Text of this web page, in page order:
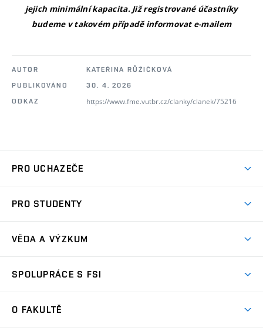
jejich minimální kapacita. Již registrované účastníky
budeme v takovém případě informovat e-mailem
AUTOR
KATEŘINA RŮŽIČKOVÁ
PUBLIKOVÁNO
30. 4. 2026
ODKAZ
https://www.fme.vutbr.cz/clanky/clanek/75216
PRO UCHAZEČE
Ambasadoři studia
Zápisy
Dny otevřených dveří
PRO STUDENTY
Studijní předpisy
Pro prváky
VĚDA A VÝZKUM
Oblasti výzkumu
SPOLUPRÁCE S FSI
O FAKULTĚ